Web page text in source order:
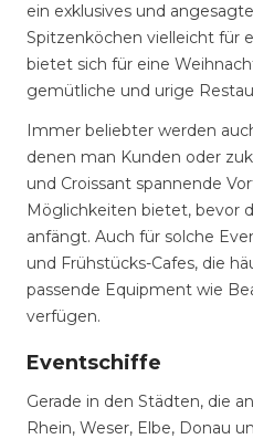
ein exklusives und
Spitzenköchen vielleicht für
bietet sich für eine
gemütliche und urige
Immer beliebter werden
denen man Kunden oder
und Croissant spannende
Möglichkeiten bietet, bevor
anfängt. Auch für solche
und Frühstücks-Cafes, die
passende Equipment wie
verfügen.
Eventschiffe
Gerade in den Städten, die
Rhein, Weser, Elbe, Donau